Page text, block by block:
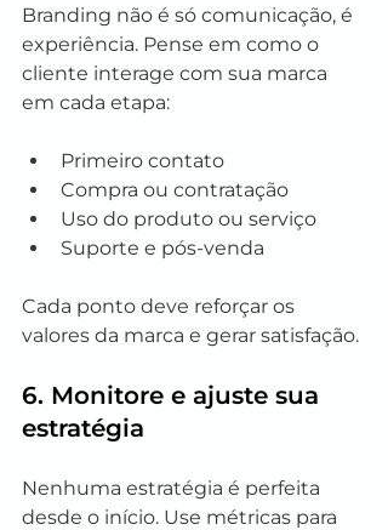
Branding não é só comunicação, é
experiência. Pense em como o
cliente interage com sua marca
em cada etapa:
Primeiro contato
Compra ou contratação
Uso do produto ou serviço
Suporte e pós-venda
Cada ponto deve reforçar os
valores da marca e gerar satisfação.
6. Monitore e ajuste sua
estratégia
Nenhuma estratégia é perfeita
desde o início. Use métricas para